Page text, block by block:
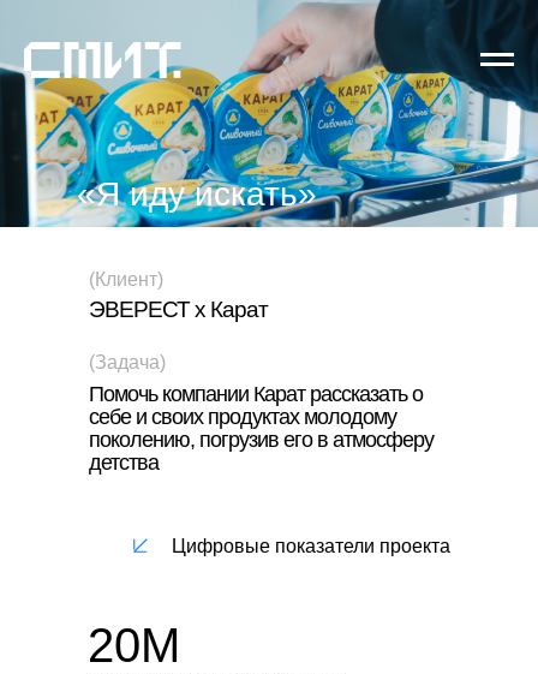
«Я иду искать»
(Клиент)
ЭВЕРЕСТ х Карат
(Задача)
Помочь компании Карат рассказать о
себе и своих продуктах молодому
поколению, погрузив его в атмосферу
детства
20М
Цифровые показатели проекта